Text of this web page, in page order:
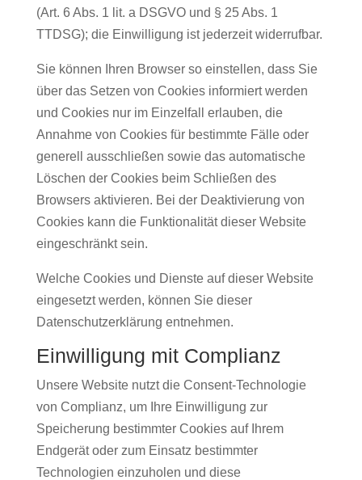
(Art. 6 Abs. 1 lit. a DSGVO und § 25 Abs. 1
TTDSG); die Einwilligung ist jederzeit widerrufbar.
Sie können Ihren Browser so einstellen, dass Sie
über das Setzen von Cookies informiert werden
und Cookies nur im Einzelfall erlauben, die
Annahme von Cookies für bestimmte Fälle oder
generell ausschließen sowie das automatische
Löschen der Cookies beim Schließen des
Browsers aktivieren. Bei der Deaktivierung von
Cookies kann die Funktionalität dieser Website
eingeschränkt sein.
Welche Cookies und Dienste auf dieser Website
eingesetzt werden, können Sie dieser
Datenschutzerklärung entnehmen.
Einwilligung mit Complianz
Unsere Website nutzt die Consent-Technologie
von Complianz, um Ihre Einwilligung zur
Speicherung bestimmter Cookies auf Ihrem
Endgerät oder zum Einsatz bestimmter
Technologien einzuholen und diese